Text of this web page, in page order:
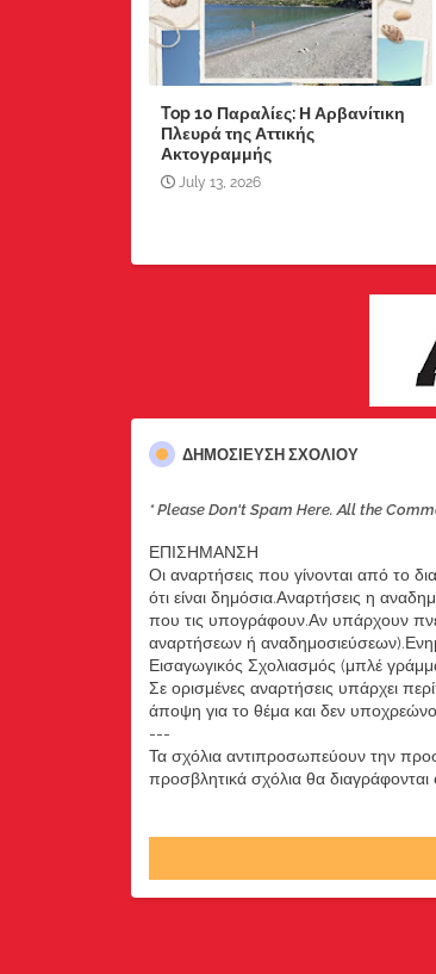
Top 10 Παραλίες: Η Αρβανίτικη
Πλευρά της Αττικής
Ακτογραμμής
July 13, 2026
ΔΗΜΟΣΊΕΥΣΗ ΣΧΟΛΊΟΥ
* Please Don't Spam Here. All the
ΕΠΙΣΗΜΑΝΣΗ
Οι αναρτήσεις που γίνονται από το
ότι είναι δημόσια.Αναρτήσεις η
που τις υπογράφουν.Αν υπάρχουν
αναρτήσεων ή
Εισαγωγικός Σχολιασμός (μπλέ
Σε ορισμένες αναρτήσεις υπάρχει
άποψη για το θέμα και δεν
---
Τα σχόλια αντιπροσωπεύουν την
προσβλητικά σχόλια θα διαγράφονται